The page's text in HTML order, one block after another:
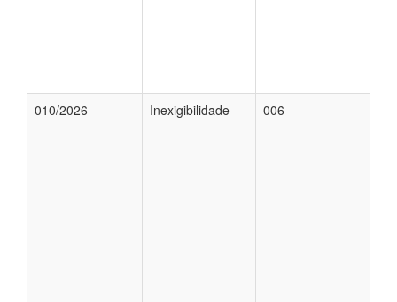
010/2026 Inexigibilidade 006